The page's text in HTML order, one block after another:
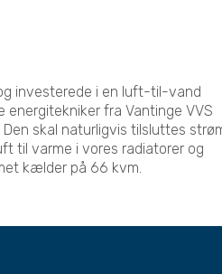
investerede i en luft-til-vand
energitekniker fra Vantinge VVS
skal naturligvis tilsluttes
til varme i vores radiatorer og
kælder på 66 kvm.